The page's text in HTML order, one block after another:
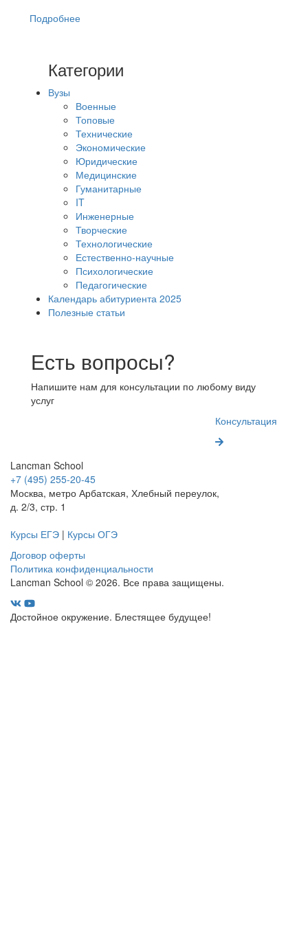
Подробнее
Категории
Вузы
Военные
Топовые
Технические
Экономические
Юридические
Медицинские
Гуманитарные
IT
Инженерные
Творческие
Технологические
Естественно-научные
Психологические
Педагогические
Календарь абитуриента 2025
Полезные статьи
Есть вопросы?
Напишите нам для консультации по любому виду
услуг
Консультация
Lancman School
+7 (495) 255-20-45
Москва, метро Арбатская, Хлебный переулок,
д. 2/3, стр. 1
Курсы ЕГЭ | Курсы ОГЭ
Договор оферты
Политика конфиденциальности
Lancman School © 2026. Все права защищены.
Достойное окружение. Блестящее будущее!